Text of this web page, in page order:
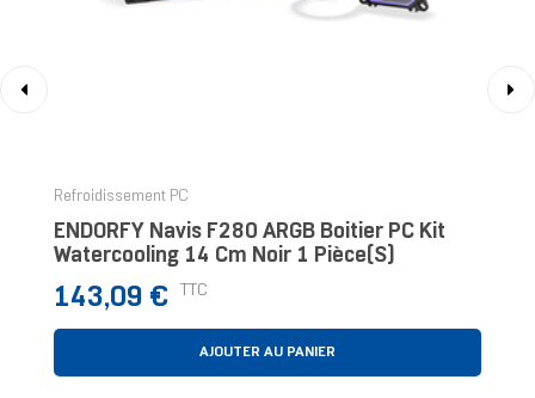
Refroidissement PC
ENDORFY Navis F280 ARGB Boitier PC Kit
Watercooling 14 Cm Noir 1 Pièce(s)
Prix
143,09 € TTC
AJOUTER AU PANIER